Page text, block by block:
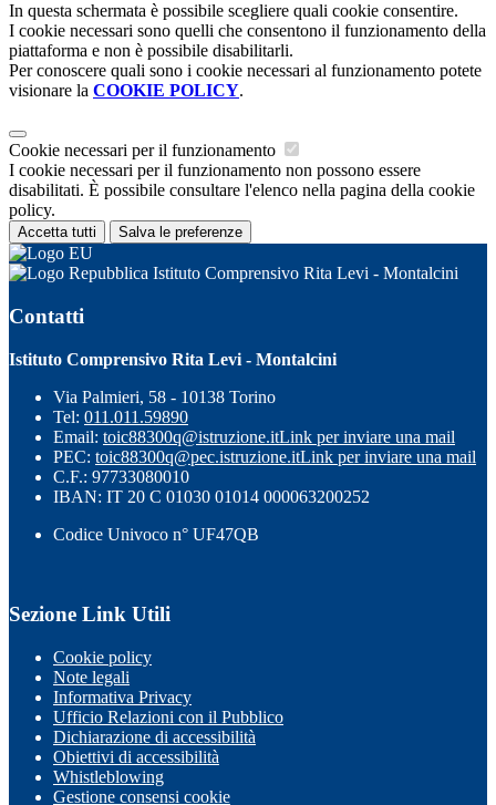
In questa schermata è possibile scegliere quali cookie consentire.
I cookie necessari sono quelli che consentono il funzionamento della
piattaforma e non è possibile disabilitarli.
Per conoscere quali sono i cookie necessari al funzionamento potete
visionare la COOKIE POLICY.
Cookie necessari per il funzionamento
I cookie necessari per il funzionamento non possono essere
disabilitati. È possibile consultare l'elenco nella pagina della cookie
policy.
Accetta tutti Salva le preferenze
Istituto Comprensivo Rita Levi - Montalcini
Contatti
Istituto Comprensivo Rita Levi - Montalcini
Via Palmieri, 58 - 10138 Torino
Tel: 011.011.59890
Email: toic88300q@istruzione.itLink per inviare una mail
PEC: toic88300q@pec.istruzione.itLink per inviare una mail
C.F.: 97733080010
IBAN: IT 20 C 01030 01014 000063200252
Codice Univoco n° UF47QB
Sezione Link Utili
Cookie policy
Note legali
Informativa Privacy
Ufficio Relazioni con il Pubblico
Dichiarazione di accessibilità
Obiettivi di accessibilità
Whistleblowing
Gestione consensi cookie